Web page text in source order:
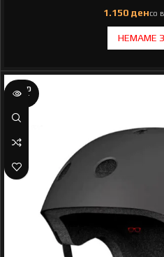
SOLD
OUT